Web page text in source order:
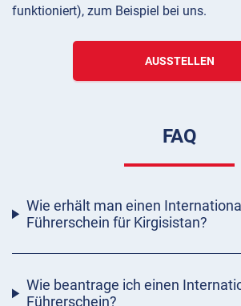
funktioniert), zum Beispiel bei uns.
AUSSTELLEN
FAQ
Wie erhält man einen
Führerschein für Kirgisistan?
Wie beantrage ich einen
Führerschein?